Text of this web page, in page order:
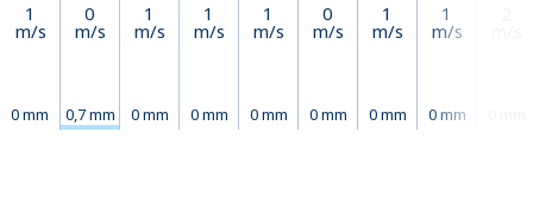
1
m/s
0 mm
0
m/s
0,7 mm
1
m/s
0 mm
1
m/s
0 mm
1
m/s
0 mm
0
m/s
0 mm
1
m/s
0 mm
1
m/s
0 mm